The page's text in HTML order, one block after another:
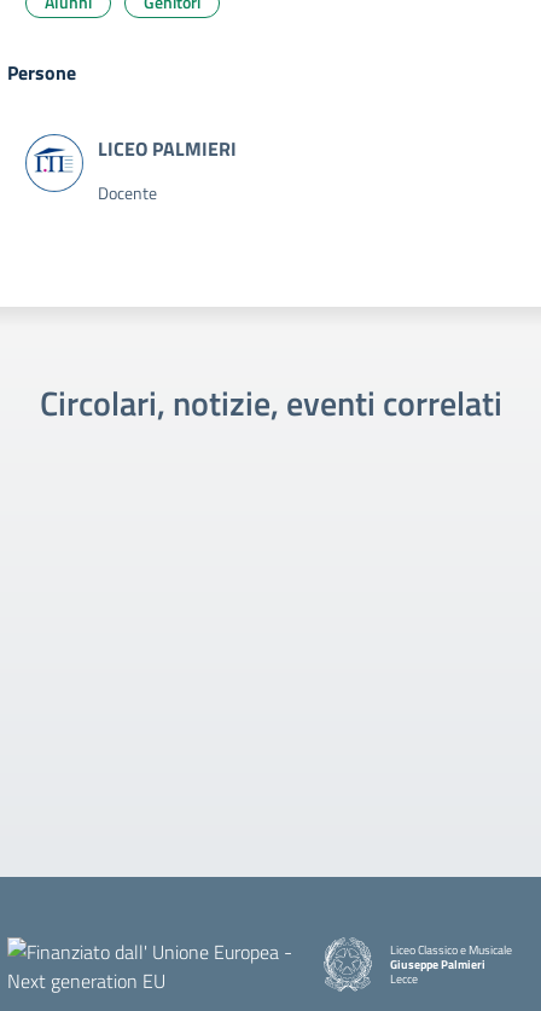
Persone
Docente
Circolari, notizie, eventi correlati
Liceo Classico e Musicale
Giuseppe Palmieri
Lecce